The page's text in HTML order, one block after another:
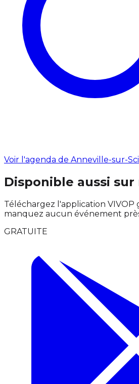
Voir l'agenda de Anneville-sur-
Disponible aussi
Téléchargez l'application
manquez aucun événement
GRATUITE